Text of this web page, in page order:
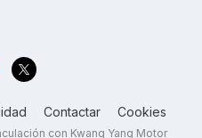
Contactar Cookies
con Kwang Yang Motor